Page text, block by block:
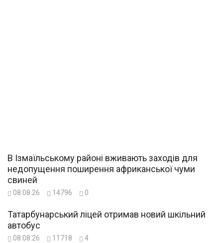
В Ізмаїльському районі вживають заходів для
недопущення поширення африканської чуми
свиней
08.08.26 14796 0
Татарбунарський ліцей отримав новий шкільний
автобус
08.08.26 11718 4